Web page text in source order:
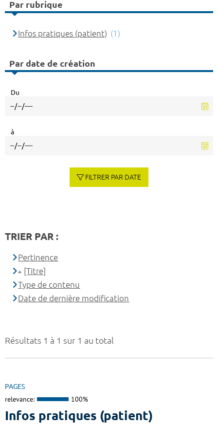
Résultats 1 à 1 sur 1 au total
PAGES
relevance: 100%
Infos pratiques (patient)
Par rubrique
Infos pratiques (patient) (1)
Par date de création
Du
à
FILTRER PAR DATE
TRIER PAR :
Pertinence
[Titre]
Type de contenu
Date de dernière modification